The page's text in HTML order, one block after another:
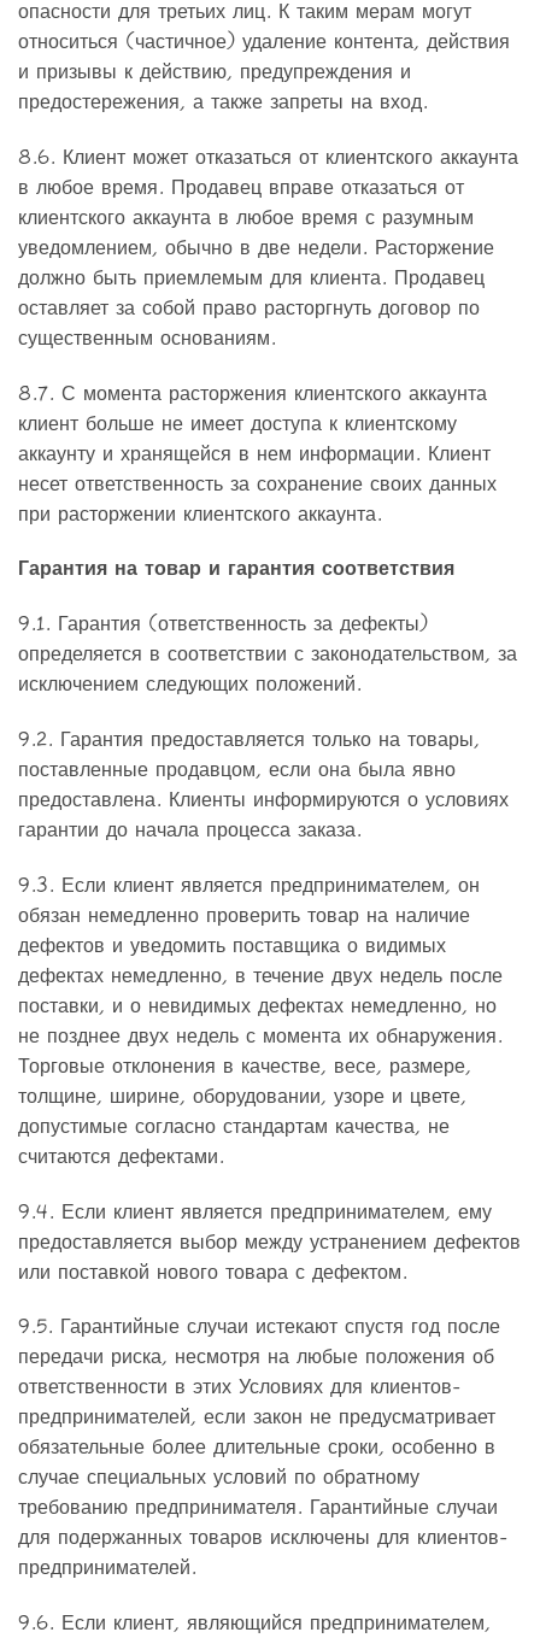
опасности для третьих лиц. К таким мерам могут
относиться (частичное) удаление контента, действия
и призывы к действию, предупреждения и
предостережения, а также запреты на вход.
8.6. Клиент может отказаться от клиентского аккаунта
в любое время. Продавец вправе отказаться от
клиентского аккаунта в любое время с разумным
уведомлением, обычно в две недели. Расторжение
должно быть приемлемым для клиента. Продавец
оставляет за собой право расторгнуть договор по
существенным основаниям.
8.7. С момента расторжения клиентского аккаунта
клиент больше не имеет доступа к клиентскому
аккаунту и хранящейся в нем информации. Клиент
несет ответственность за сохранение своих данных
при расторжении клиентского аккаунта.
Гарантия на товар и гарантия соответствия
9.1. Гарантия (ответственность за дефекты)
определяется в соответствии с законодательством, за
исключением следующих положений.
9.2. Гарантия предоставляется только на товары,
поставленные продавцом, если она была явно
предоставлена. Клиенты информируются о условиях
гарантии до начала процесса заказа.
9.3. Если клиент является предпринимателем, он
обязан немедленно проверить товар на наличие
дефектов и уведомить поставщика о видимых
дефектах немедленно, в течение двух недель после
поставки, и о невидимых дефектах немедленно, но
не позднее двух недель с момента их обнаружения.
Торговые отклонения в качестве, весе, размере,
толщине, ширине, оборудовании, узоре и цвете,
допустимые согласно стандартам качества, не
считаются дефектами.
9.4. Если клиент является предпринимателем, ему
предоставляется выбор между устранением дефектов
или поставкой нового товара с дефектом.
9.5. Гарантийные случаи истекают спустя год после
передачи риска, несмотря на любые положения об
ответственности в этих Условиях для клиентов-
предпринимателей, если закон не предусматривает
обязательные более длительные сроки, особенно в
случае специальных условий по обратному
требованию предпринимателя. Гарантийные случаи
для подержанных товаров исключены для клиентов-
предпринимателей.
9.6. Если клиент, являющийся предпринимателем,